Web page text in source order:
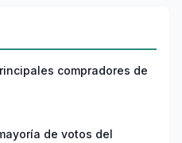
compradores de
de votos del